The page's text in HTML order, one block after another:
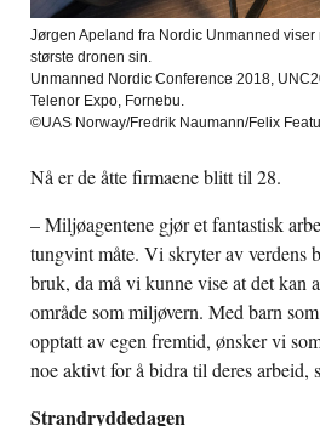
Jørgen Apeland fra Nordic Unmanned
største dronen sin.
Unmanned Nordic Conference 2018,
Telenor Expo, Fornebu.
©UAS Norway/Fredrik Naumann/Felix
Nå er de åtte firmaene blitt til 28.
– Miljøagentene gjør et fantastisk
tungvint måte. Vi skryter av verdens
bruk, da må vi kunne vise at det kan
område som miljøvern. Med barn
opptatt av egen fremtid, ønsker vi
noe aktivt for å bidra til deres arbeid,
Strandryddedagen